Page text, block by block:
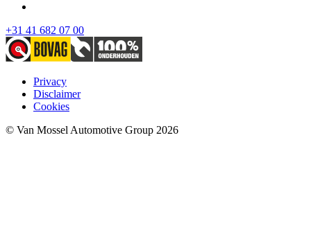
+31 41 682 07 00
Privacy
Disclaimer
Cookies
© Van Mossel Automotive Group 2026